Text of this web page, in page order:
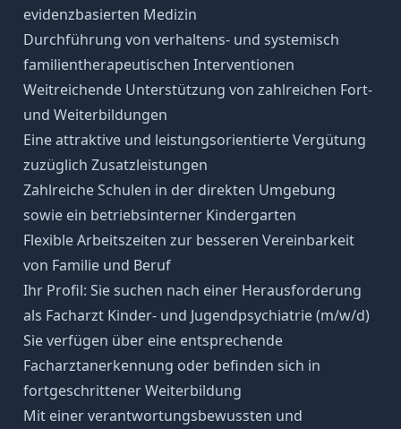
evidenzbasierten Medizin
Durchführung von verhaltens- und systemisch
familientherapeutischen Interventionen
Weitreichende Unterstützung von zahlreichen Fort-
und Weiterbildungen
Eine attraktive und leistungsorientierte Vergütung
zuzüglich Zusatzleistungen
Zahlreiche Schulen in der direkten Umgebung
sowie ein betriebsinterner Kindergarten
Flexible Arbeitszeiten zur besseren Vereinbarkeit
von Familie und Beruf
Ihr Profil: Sie suchen nach einer Herausforderung
als Facharzt Kinder- und Jugendpsychiatrie (m/w/d)
Sie verfügen über eine entsprechende
Facharztanerkennung oder befinden sich in
fortgeschrittener Weiterbildung
Mit einer verantwortungsbewussten und